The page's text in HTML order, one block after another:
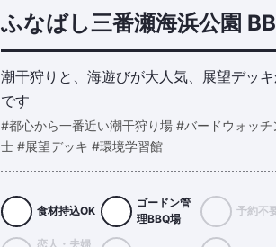
ふなばし三番瀬海浜公園
潮干狩りと、海遊びが大人気、展望デッ
です
#都心から一番近い潮干狩り場 #バードウォッ
士 #展望デッキ #環境学習館
食材持込OK
ゴードン管
理BBQ場
予約不
恋人・夫婦